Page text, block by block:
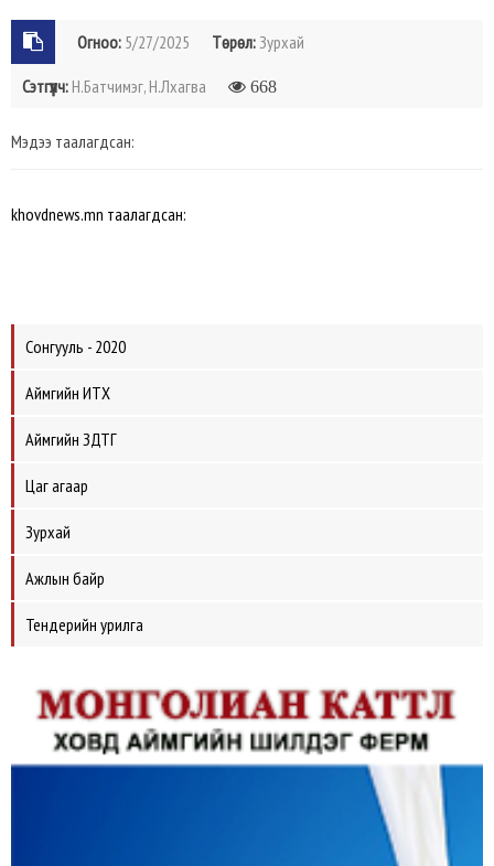
Огноо: 5/27/2025 Төрөл:Зурхай
Сэтгүүлч: Н.Батчимэг, Н.Лхагва 668
Мэдээ таалагдсан:
khovdnews.mn таалагдсан:
Сонгууль - 2020
Аймгийн ИТХ
Аймгийн ЗДТГ
Цаг агаар
Зурхай
Ажлын байр
Тендерийн урилга